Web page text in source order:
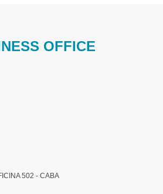
OFFICE
502 - CABA